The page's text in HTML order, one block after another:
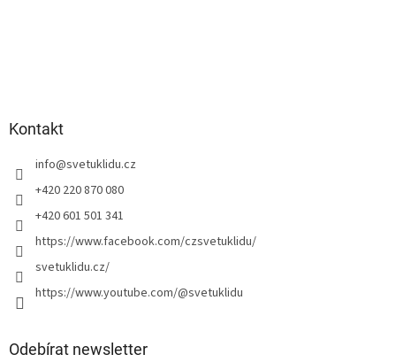
Kontakt
info@svetuklidu.cz
+420 220 870 080
+420 601 501 341
https://www.facebook.com/czsvetuklidu/
svetuklidu.cz/
https://www.youtube.com/@svetuklidu
Odebírat newsletter